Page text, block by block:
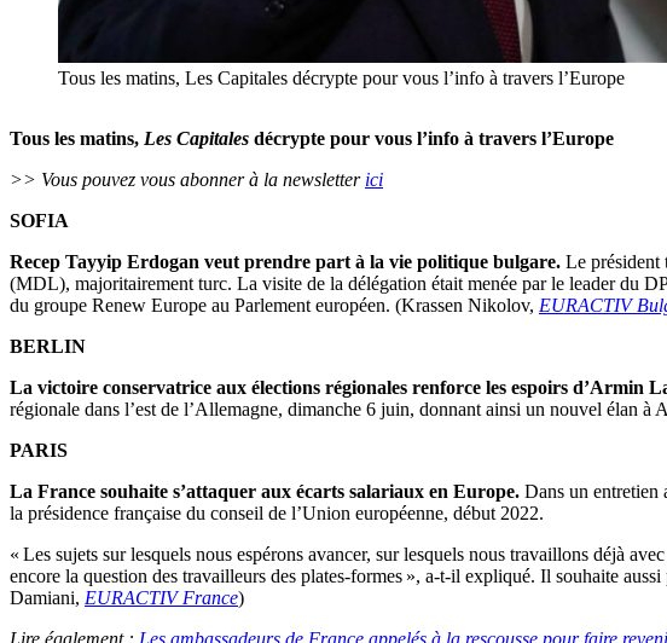
Tous les matins, Les Capitales décrypte pour vous l’info à travers l’Europe
Tous les matins, Les Capitales décrypte pour vous l’info à travers l’Europe
>> Vous pouvez vous abonner à la newsletter ici
SOFIA
Recep Tayyip Erdogan veut prendre part à la vie politique bulgare. Le président
(MDL), majoritairement turc. La visite de la délégation était menée par le leader du
du groupe Renew Europe au Parlement européen. (Krassen Nikolov, EURACTIV
BERLIN
La victoire conservatrice aux élections régionales renforce les espoirs d’Armin
régionale dans l’est de l’Allemagne, dimanche 6 juin, donnant ainsi un nouvel élan
PARIS
La France souhaite s’attaquer aux écarts salariaux en Europe. Dans un entretien
la présidence française du conseil de l’Union européenne, début 2022.
« Les sujets sur lesquels nous espérons avancer, sur lesquels nous travaillons déjà
encore la question des travailleurs des plates-formes », a-t-il expliqué. Il souhaite
Damiani, EURACTIV France)